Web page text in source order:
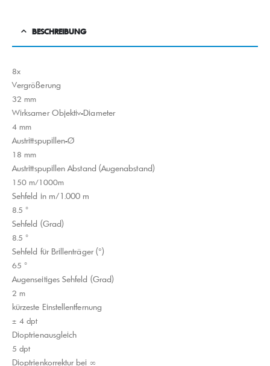
BESCHREIBUNG
8x
Vergrößerung
32 mm
Wirksamer Objektiv-Diameter
4 mm
Austrittspupillen-Ø
18 mm
Austrittspupillen Abstand (Augenabstand)
150 m/1000m
Sehfeld in m/1.000 m
8.5 °
Sehfeld (Grad)
8.5 °
Sehfeld für Brillenträger (°)
65 °
Augenseitiges Sehfeld (Grad)
2 m
kürzeste Einstellentfernung
± 4 dpt
Dioptrienausgleich
5 dpt
Dioptrienkorrektur bei ∞